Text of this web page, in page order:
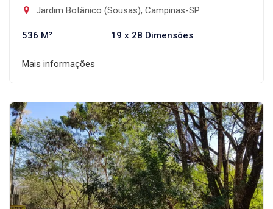
Jardim Botânico (Sousas), Campinas-SP
536 M² 19 x 28 Dimensões
Mais informações